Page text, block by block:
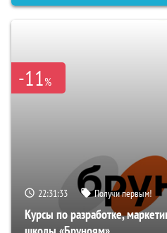
-11%
22:31:32 Получи первым!
Курсы по разработке,